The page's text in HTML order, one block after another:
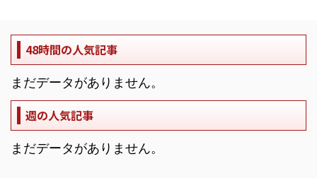
48時間の人気記事
まだデータがありません。
週の人気記事
まだデータがありません。